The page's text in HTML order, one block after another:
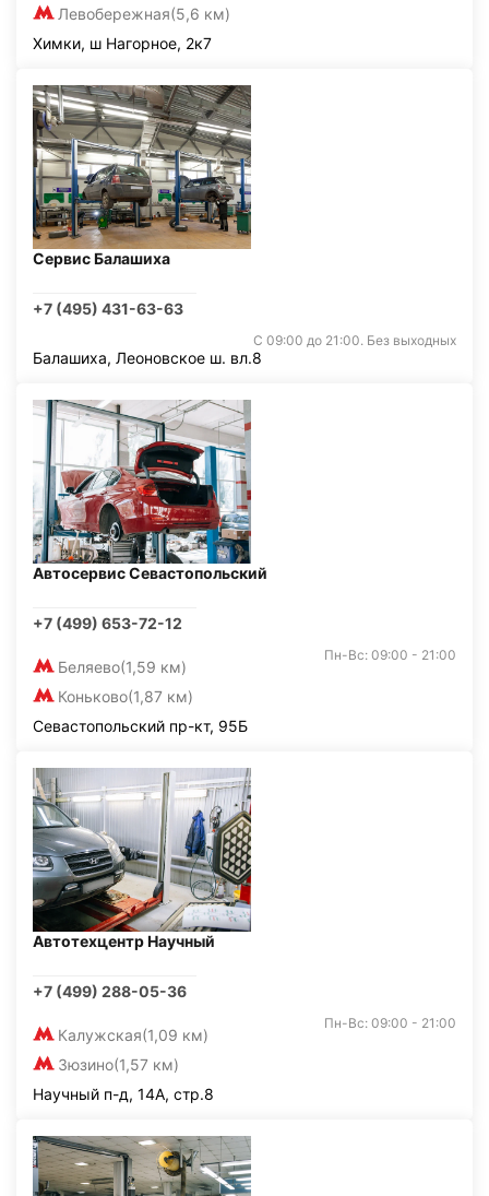
Левобережная(5,6 км)
Химки, ш Нагорное, 2к7
Сервис Балашиха
+7 (495) 431-63-63
С 09:00 до 21:00. Без выходных
Балашиха, Леоновское ш. вл.8
Автосервис Севастопольский
+7 (499) 653-72-12
Беляево(1,59 км)
Коньково(1,87 км)
Пн-Вс: 09:00 - 21:00
Севастопольский пр-кт, 95Б
Автотехцентр Научный
+7 (499) 288-05-36
Калужская(1,09 км)
Зюзино(1,57 км)
Пн-Вс: 09:00 - 21:00
Научный п-д, 14А, стр.8